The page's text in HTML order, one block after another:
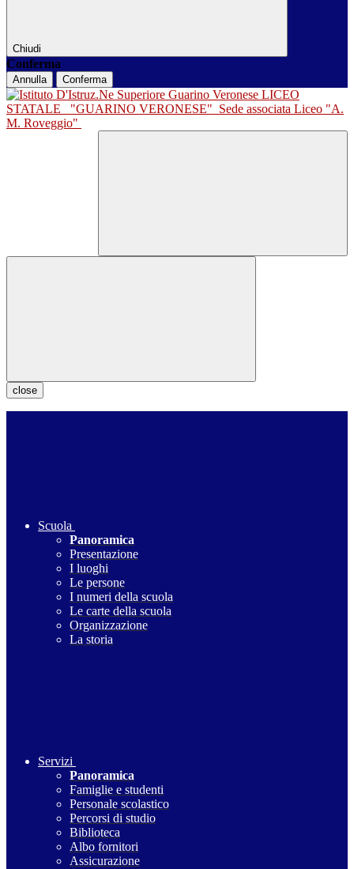
Chiudi
Conferma
Annulla Conferma
LICEO
STATALE
"GUARINO VERONESE" Sede associata Liceo "A.
M. Roveggio"
close
Scuola
Panoramica
Presentazione
I luoghi
Le persone
I numeri della scuola
Le carte della scuola
Organizzazione
La storia
Servizi
Panoramica
Famiglie e studenti
Personale scolastico
Percorsi di studio
Biblioteca
Albo fornitori
Assicurazione